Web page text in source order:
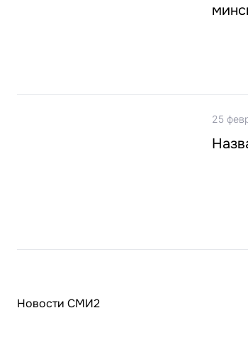
25
Новости СМИ2